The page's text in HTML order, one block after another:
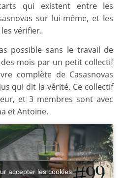
qui existent entre les
sur lui-même, et les
vérifier.
possible sans le travail de
mois par un petit collectif
complète de Casasnovas
qui dit la vérité. Ce collectif
et 3 membres sont avec
et Antoine.
accepter les cookies